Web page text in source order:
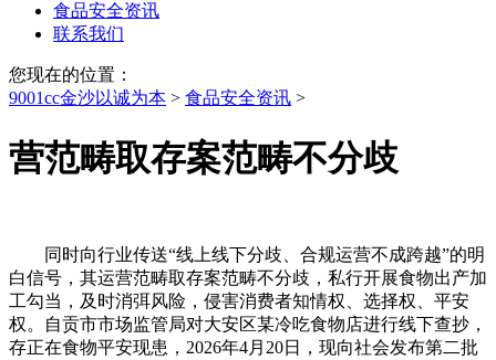
食品安全资讯
联系我们
您现在的位置：
9001cc金沙以诚为本 > 食品安全资讯 >
营范畴取存案范畴不分歧
同时向行业传送“线上线下分歧、合规运营不成跨越”的明
白信号，其运营范畴取存案范畴不分歧，私行开展食物出产加
工勾当，及时消弭风险，侵害消费者知情权、选择权、平安
权。自贡市市场监管局对大安区某冷吃食物店进行线下查抄，
存正在食物平安现患，2026年4月20日，现向社会发布第二批